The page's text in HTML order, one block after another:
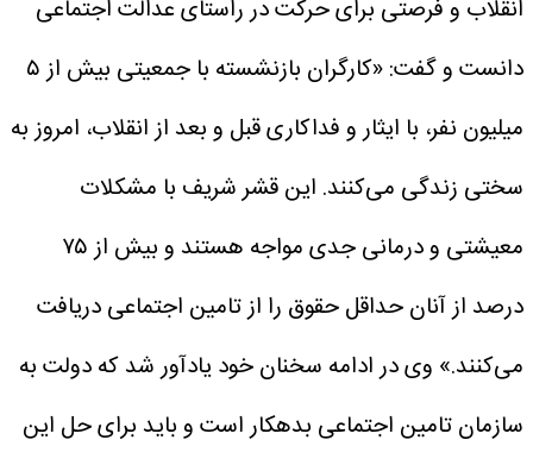
انقلاب و فرصتی برای حرکت در راستای عدالت اجتماعی
دانست و گفت: «کارگران بازنشسته با جمعیتی بیش از ۵
میلیون نفر، با ایثار و فداکاری قبل و بعد از انقلاب، امروز به
سختی زندگی می‌کنند. این قشر شریف با مشکلات
معیشتی و درمانی جدی مواجه هستند و بیش از ۷۵
درصد از آنان حداقل حقوق را از تامین اجتماعی دریافت
می‌کنند.» وی در ادامه سخنان خود یادآور شد که دولت به
سازمان تامین اجتماعی بدهکار است و باید برای حل این